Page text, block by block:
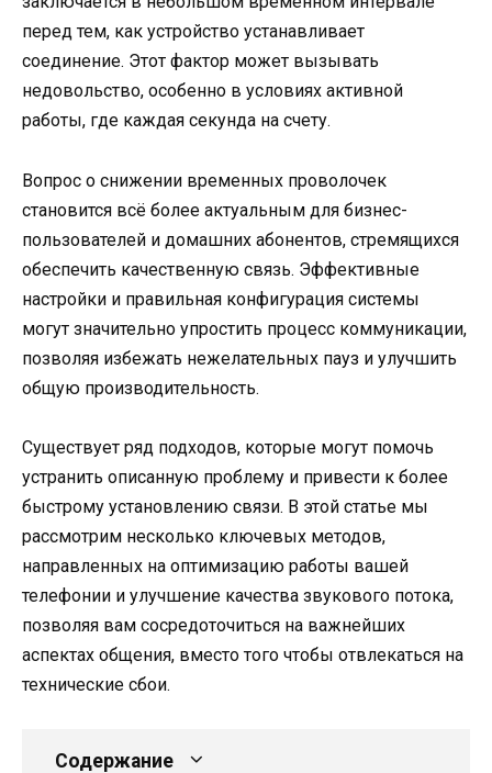
перед тем, как устройство устанавливает
соединение. Этот фактор может вызывать
недовольство, особенно в условиях активной
работы, где каждая секунда на счету.
Вопрос о снижении временных проволочек
становится всё более актуальным для бизнес-
пользователей и домашних абонентов, стремящихся
обеспечить качественную связь. Эффективные
настройки и правильная конфигурация системы
могут значительно упростить процесс коммуникации,
позволяя избежать нежелательных пауз и улучшить
общую производительность.
Существует ряд подходов, которые могут помочь
устранить описанную проблему и привести к более
быстрому установлению связи. В этой статье мы
рассмотрим несколько ключевых методов,
направленных на оптимизацию работы вашей
телефонии и улучшение качества звукового потока,
позволяя вам сосредоточиться на важнейших
аспектах общения, вместо того чтобы отвлекаться на
технические сбои.
Содержание